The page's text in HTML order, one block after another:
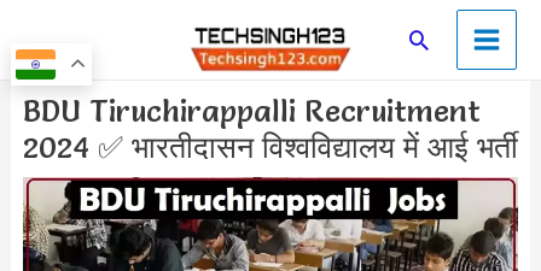
to
content
SearchMain
Menu
BDU Tiruchirappalli Recruitment
2024 ✅ भारतीदासन विश्वविद्यालय में आई भर्ती
Post
navigation